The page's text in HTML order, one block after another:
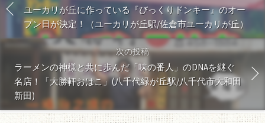
ユーカリが丘に作っている『びっくりドンキー』のオー
プン日が決定！（ユーカリが丘駅/佐倉市ユーカリが丘）
次の投稿
ラーメンの神様と共に歩んだ「味の番人」のDNAを継ぐ
名店！「大勝軒おはこ」(八千代緑が丘駅/八千代市大和田
新田)